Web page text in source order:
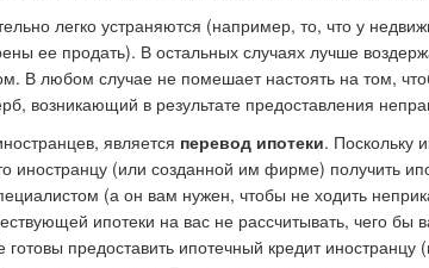
легко устраняются (например, то, что у
ее продать). В остальных случаях лучше
В любом случае не помешает настоять на том,
возникающий в результате предоставления
является перевод ипотеки. Поскольку
иностранцу (или созданной им фирме) получить
(а он вам нужен, чтобы не ходить
ипотеки на вас не рассчитывать, чего
готовы предоставить ипотечный кредит